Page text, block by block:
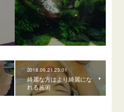
2018.09.21 23:01
綺麗な方はより綺麗にな
れる施術